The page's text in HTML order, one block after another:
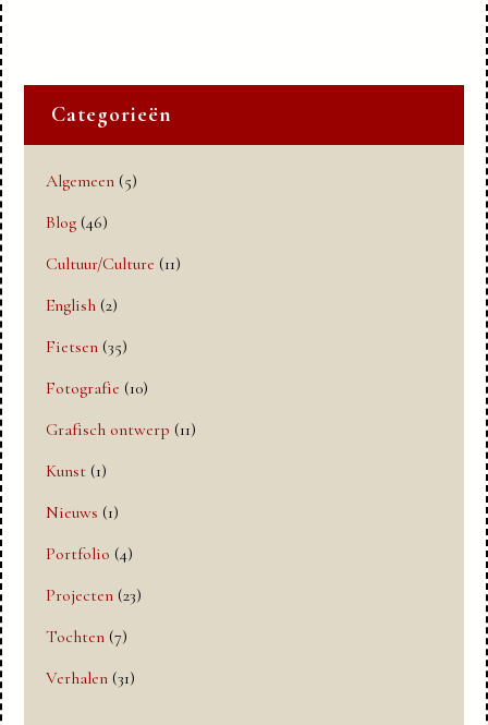
Categorieën
Algemeen (5)
Blog (46)
Cultuur/Culture (11)
English (2)
Fietsen (35)
Fotografie (10)
Grafisch ontwerp (11)
Kunst (1)
Nieuws (1)
Portfolio (4)
Projecten (23)
Tochten (7)
Verhalen (31)